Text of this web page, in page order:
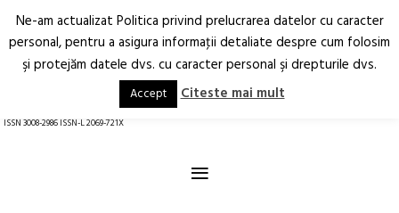
Arhitectură.
Oraș.
RO EN
ISSN 3008-2986 ISSN-L 2069-721X
≡
Ne-am actualizat Politica privind prelucrarea datelor cu caracter
personal, pentru a asigura informaţii detaliate despre cum folosim
şi protejăm datele dvs. cu caracter personal şi drepturile dvs.
Accept Citeste mai mult